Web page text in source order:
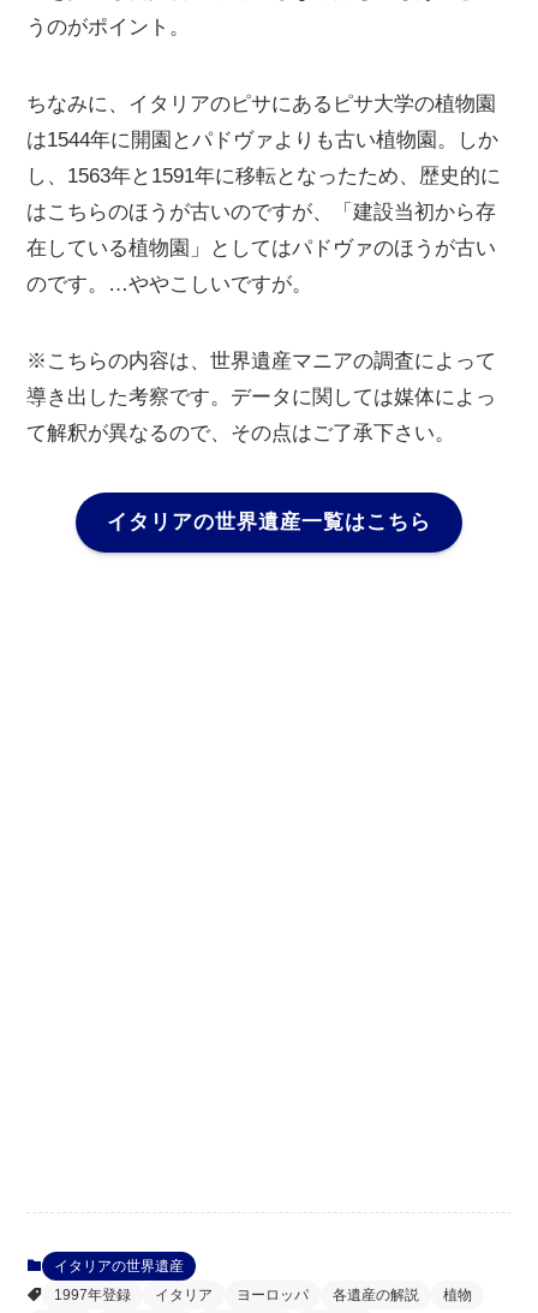
うのがポイント。
ちなみに、イタリアのピサにあるピサ大学の植物園
は1544年に開園とパドヴァよりも古い植物園。しか
し、1563年と1591年に移転となったため、歴史的に
はこちらのほうが古いのですが、「建設当初から存
在している植物園」としてはパドヴァのほうが古い
のです。…ややこしいですが。
※こちらの内容は、世界遺産マニアの調査によって
導き出した考察です。データに関しては媒体によっ
て解釈が異なるので、その点はご了承下さい。
イタリアの世界遺産一覧はこちら
イタリアの世界遺産
1997年登録
イタリア ヨーロッパ 各遺産の解説 植物